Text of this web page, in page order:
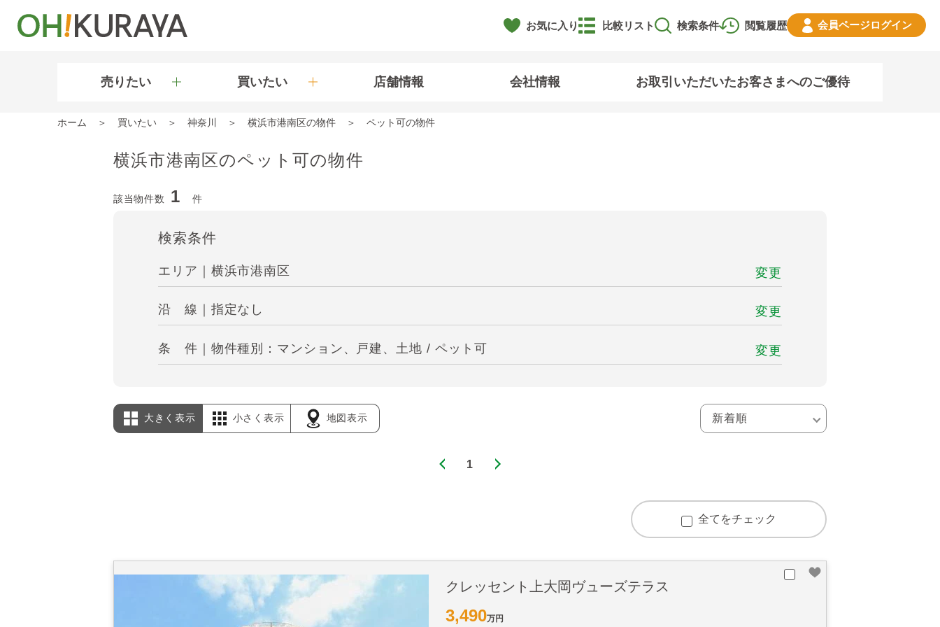
お気に入り 閲覧履歴
比較リスト 検索条件 会員ページログイン
売りたい 買いたい 店舗情報 会社情報 お取引いただいたお客さまへのご優待
ホーム 買いたい 神奈川 横浜市港南区の物件 ペット可の物件
横浜市港南区のペット可の物件
該当物件数 1 件
検索条件
エリア｜横浜市港南区 変更
沿 線｜指定なし 変更
条 件｜物件種別：マンション、戸建、土地 / ペット可 変更
大きく表示 小さく表示 地図表示
1
全てをチェック
クレッセント上大岡ヴューズテラス
3,490万円